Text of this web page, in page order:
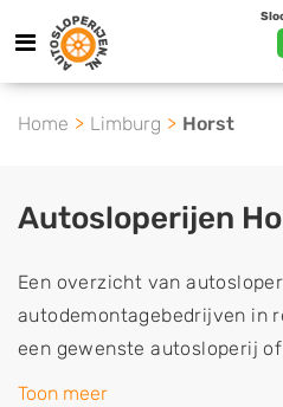
Home Limburg Horst
Autosloperijen
Een overzicht van
autodemontagebedrijven in
een gewenste autosloperij
gespecialiseerd is in de
Toon meer